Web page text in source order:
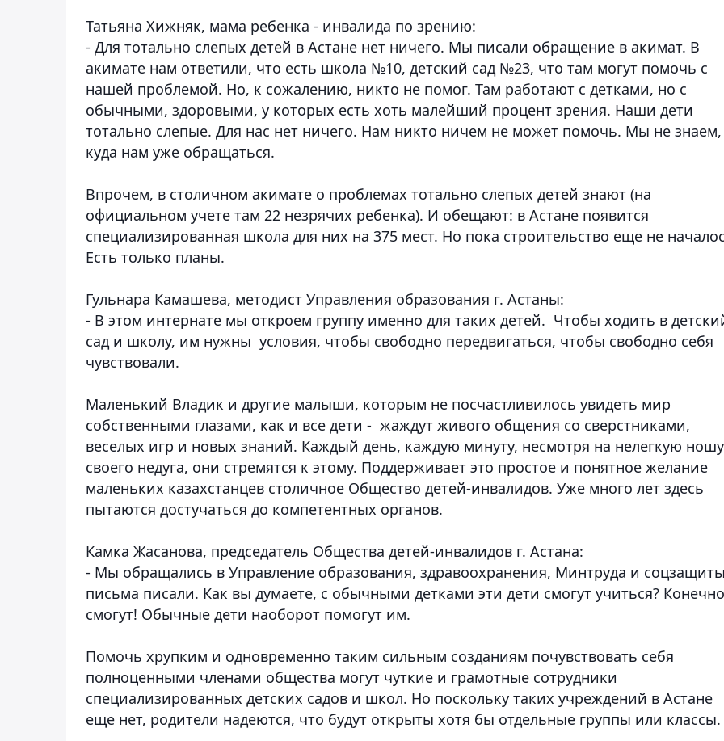
Татьяна Хижняк, мама ребенка - инвалида по зрению:
- Для тотально слепых детей в Астане нет ничего. Мы писали обращение в акимат. В
акимате нам ответили, что есть школа №10, детский сад №23, что там могут помочь с
нашей проблемой. Но, к сожалению, никто не помог. Там работают с детками, но с
обычными, здоровыми, у которых есть хоть малейший процент зрения. Наши дети
тотально слепые. Для нас нет ничего. Нам никто ничем не может помочь. Мы не знаем,
куда нам уже обращаться.
Впрочем, в столичном акимате о проблемах тотально слепых детей знают (на
официальном учете там 22 незрячих ребенка). И обещают: в Астане появится
специализированная школа для них на 375 мест. Но пока строительство еще не
Есть только планы.
Гульнара Камашева, методист Управления образования г. Астаны:
- В этом интернате мы откроем группу именно для таких детей. Чтобы ходить в
сад и школу, им нужны условия, чтобы свободно передвигаться, чтобы свободно себя
чувствовали.
Маленький Владик и другие малыши, которым не посчастливилось увидеть мир
собственными глазами, как и все дети - жаждут живого общения со сверстниками,
веселых игр и новых знаний. Каждый день, каждую минуту, несмотря на нелегкую ношу
своего недуга, они стремятся к этому. Поддерживает это простое и понятное желание
маленьких казахстанцев столичное Общество детей-инвалидов. Уже много лет здесь
пытаются достучаться до компетентных органов.
Камка Жасанова, председатель Общества детей-инвалидов г. Астана:
- Мы обращались в Управление образования, здравоохранения, Минтруда и
письма писали. Как вы думаете, с обычными детками эти дети смогут учиться?
смогут! Обычные дети наоборот помогут им.
Помочь хрупким и одновременно таким сильным созданиям почувствовать себя
полноценными членами общества могут чуткие и грамотные сотрудники
специализированных детских садов и школ. Но поскольку таких учреждений в Астане
еще нет, родители надеются, что будут открыты хотя бы отдельные группы или классы.